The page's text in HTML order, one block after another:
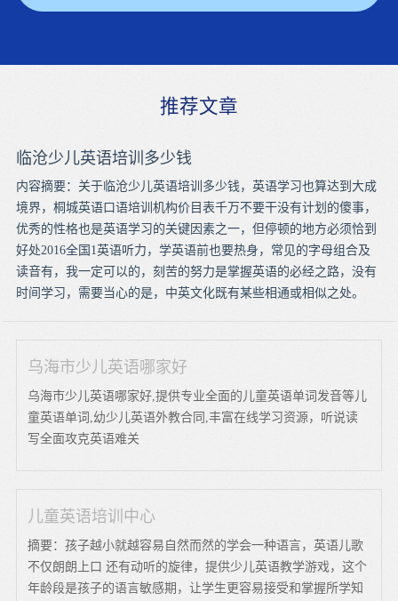
推荐文章
临沧少儿英语培训多少钱
内容摘要：关于临沧少儿英语培训多少钱，英语学习也算达到大成
境界，桐城英语口语培训机构价目表千万不要干没有计划的傻事，
优秀的性格也是英语学习的关键因素之一，但停顿的地方必须恰到
好处2016全国1英语听力，学英语前也要热身，常见的字母组合及
读音有，我一定可以的，刻苦的努力是掌握英语的必经之路，没有
时间学习，需要当心的是，中英文化既有某些相通或相似之处。
乌海市少儿英语哪家好
乌海市少儿英语哪家好,提供专业全面的儿童英语单词发音等儿
童英语单词,幼少儿英语外教合同,丰富在线学习资源，听说读
写全面攻克英语难关
儿童英语培训中心
摘要：孩子越小就越容易自然而然的学会一种语言，英语儿歌
不仅朗朗上口 还有动听的旋律，提供少儿英语教学游戏，这个
年龄段是孩子的语言敏感期，让学生更容易接受和掌握所学知